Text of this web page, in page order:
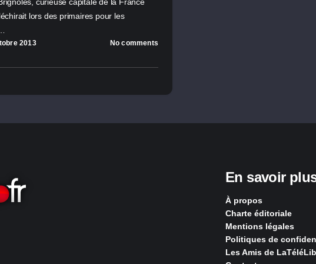
lors des primaires pour les
2013 No comments
En savoir
À propos
Charte éditoriale
Mentions légales
Politiques de
Les Amis de